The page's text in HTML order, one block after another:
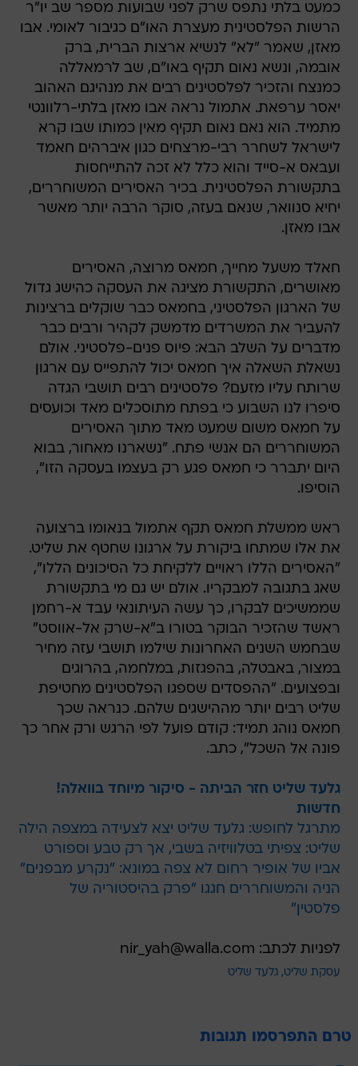
כמעט בלתי נתפס שרק לפני שבועות מספר שב יו"ר
הרשות הפלסטינית מעצרת האו"ם כגיבור לאומי. אבו
מאזן, שאמר "לא" לנשיא ארצות הברית, ברק
אובמה, ונשא נאום תקיף באו"ם, שב לרמאללה
כמנצח והזכיר לפלסטינים רבים את מנהיגם האהוב
יאסר ערפאת. אתמול נראה אבו מאזן בלתי-רלוונטי
מתמיד. הוא נאם נאום תקיף מאין כמותו שבו קרא
לישראל לשחרר רבי-מרצחים כגון איברהים חאמד
ועבאס א-סייד והוא כלל לא זכה להתייחסות
בתקשורת הפלסטינית. בכיר האסירים המשוחררים,
יחיא סנוואר, שנאם בעזה, סוקר הרבה יותר מאשר
אבו מאזן.
חאלד משעל מחייך, חמאס מרוצה, האסירים
מאושרים, התקשורת מציגה את העסקה כהישג גדול
של הארגון הפלסטיני, בחמאס כבר שוקלים ברצינות
להעביר את המשרדים מדמשק לקהיר ורבים כבר
מדברים על השלב הבא: פיוס פנים-פלסטיני. אולם
נשאלת השאלה איך חמאס יכול להתפייס עם ארגון
שרותח עליו מזעם? פלסטינים רבים תושבי הגדה
סיפרו לנו השבוע כי בפתח מתוסכלים מאד וכועסים
על חמאס משום שמעט מאד מתוך האסירים
המשוחררים הם אנשי פתח. "נשארנו מאחור, בבוא
היום יתברר כי חמאס פגע רק בעצמו בעסקה הזו",
הוסיפו.
ראש ממשלת חמאס תקף אתמול בנאומו ברצועה
את אלו שמתחו ביקורת על ארגונו שחטף את שליט.
"האסירים הללו ראויים ללקיחת כל הסיכונים הללו",
שאג בתגובה למבקריו. אולם יש גם מי בתקשורת
שממשיכים לבקרו, כך עשה העיתונאי עבד א-רחמן
ראשד שהזכיר הבוקר בטורו ב"א-שרק אל-אווסט"
שבחמש השנים האחרונות שילמו תושבי עזה מחיר
במצור, באבטלה, בהפגזות, במלחמה, בהרוגים
ובפצועים. "ההפסדים שספגו הפלסטינים מחטיפת
שליט רבים יותר מההישגים שלהם. כנראה שכך
חמאס נוהג תמיד: קודם פועל לפי הרגש ורק אחר כך
פונה אל השכל", כתב.
גלעד שליט חזר הביתה - סיקור מיוחד בוואלה!
חדשות
מתרגל לחופש: גלעד שליט יצא לצעידה במצפה הילה
שליט: צפיתי בטלוויזיה בשבי, אך רק טבע וספורט
אביו של אופיר רחום לא צפה במונא: "נקרע מבפנים"
הניה והמשוחררים חגגו "פרק בהיסטוריה של
פלסטין"
לפניות לכתב: nir_yah@walla.com
עסקת שליט גלעד שליט
טרם התפרסמו תגובות